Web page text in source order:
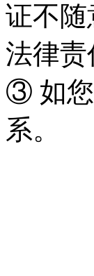
证不
法律责
③ 如您
系。